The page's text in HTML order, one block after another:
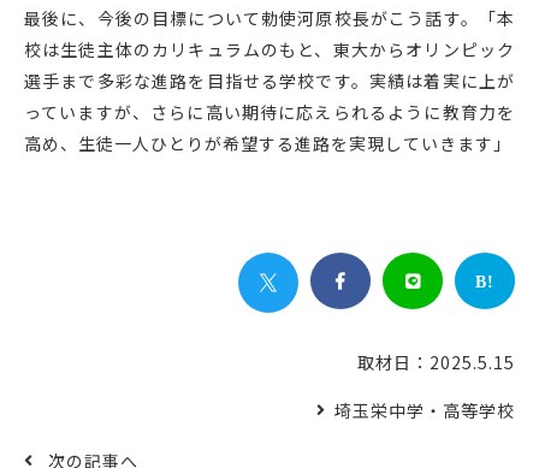
最後に、今後の目標について勅使河原校長がこう話す。「本
校は生徒主体のカリキュラムのもと、東大からオリンピック
選手まで多彩な進路を目指せる学校です。実績は着実に上が
っていますが、さらに高い期待に応えられるように教育力を
高め、生徒一人ひとりが希望する進路を実現していきます」
  B!
取材日：2025.5.15
埼玉栄中学・高等学校
次の記事へ